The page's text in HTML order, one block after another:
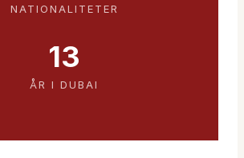
NATIONALITETER
13
ÅR I DUBAI